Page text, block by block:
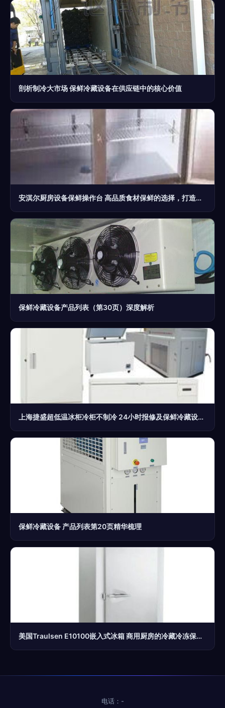
剖析制冷大市场 保鲜冷藏设备在供应链中的核心价值
安淇尔厨房设备保鲜操作台 高品质食材保鲜的选择，打造高效餐饮后厨
保鲜冷藏设备产品列表（第30页）深度解析
上海捷盛超低温冰柜冷柜不制冷 24小时报修及保鲜冷藏设备排查指南
保鲜冷藏设备 产品列表第20页精华梳理
美国Traulsen E10100嵌入式冰箱 商用厨房的冷藏冷冻保鲜利器
电话：-